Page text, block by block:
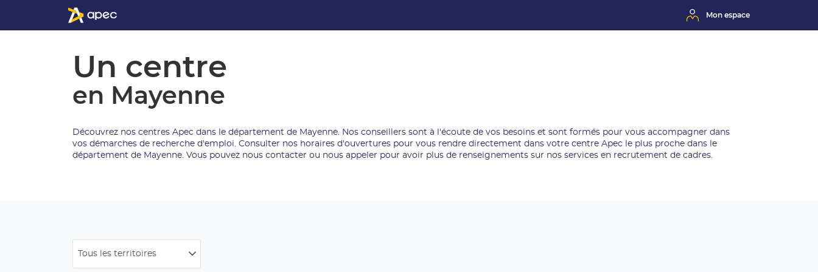
Mon espace
Un centre
en Mayenne
Découvrez nos centres Apec dans le département de Mayenne. Nos conseillers sont à l'écoute de vos besoins et sont formés pour vous accompagner dans
vos démarches de recherche d'emploi. Consulter nos horaires d'ouvertures pour vous rendre directement dans votre centre Apec le plus proche dans le
département de Mayenne. Vous pouvez nous contacter ou nous appeler pour avoir plus de renseignements sur nos services en recrutement de cadres.
Tous les territoires
Filtrer
par